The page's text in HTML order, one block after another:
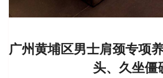
广州黄埔区男士肩颈专项
头、久坐僵